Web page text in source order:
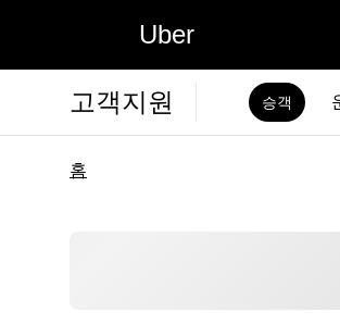
Uber
고객지원 승객
홈